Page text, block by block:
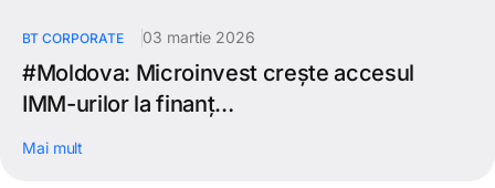
BT CORPORATE 03 martie 2026
#Moldova: Microinvest crește accesul
IMM-urilor la finanț…
Mai mult